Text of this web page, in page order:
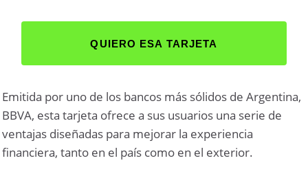
QUIERO ESA TARJETA
Emitida por uno de los bancos más sólidos de Argentina,
BBVA, esta tarjeta ofrece a sus usuarios una serie de
ventajas diseñadas para mejorar la experiencia
financiera, tanto en el país como en el exterior.